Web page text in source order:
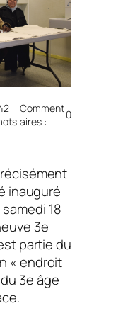
Comment
aires :
0
inauguré
18
3e
partie du
« endroit
3e âge